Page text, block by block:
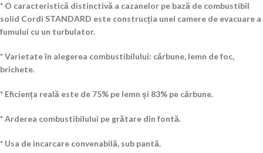
* O caracteristică distinctivă a cazanelor pe bază de combustibil
solid Cordi STANDARD este construcția unei camere de evacuare a
fumului cu un turbulator.
* Varietate în alegerea combustibilului: cărbune, lemn de foc,
brichete.
* Eficiența reală este de 75% pe lemn și 83% pe cărbune.
* Arderea combustibilului pe grătare din fontă.
* Usa de incarcare convenabilă, sub pantă.